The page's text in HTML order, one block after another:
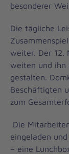
besonderer
Die tägliche
weiter. Der 12.
weiten und ihn
gestalten.
Beschäftigten
zum
Die
eingeladen
– eine